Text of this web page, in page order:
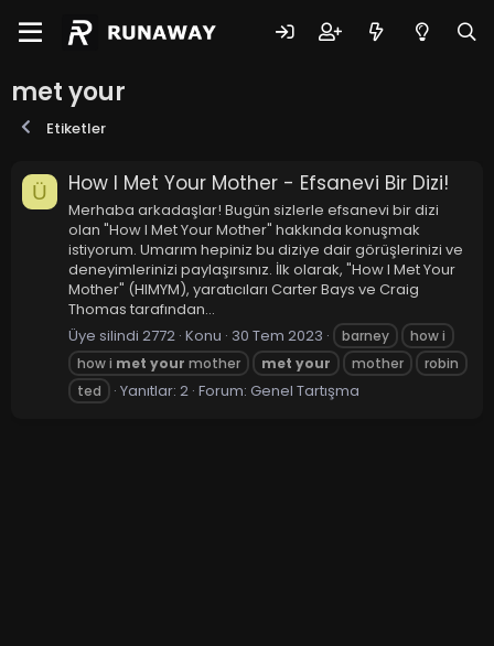
met your
Etiketler
Ü How I Met Your Mother - Efsanevi Bir Dizi!
Merhaba arkadaşlar! Bugün sizlerle efsanevi bir dizi
olan "How I Met Your Mother" hakkında konuşmak
istiyorum. Umarım hepiniz bu diziye dair görüşlerinizi ve
deneyimlerinizi paylaşırsınız. İlk olarak, "How I Met Your
Mother" (HIMYM), yaratıcıları Carter Bays ve Craig
Thomas tarafından...
Üye silindi 2772 Konu 30 Tem 2023 barney
how i
how i met your mother met your mother
robin
ted
Yanıtlar: 2 Forum: Genel Tartışma